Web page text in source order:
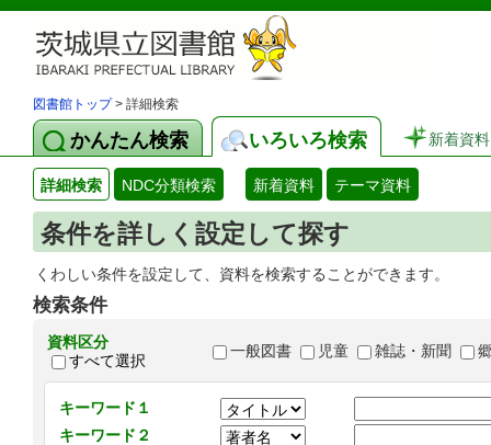
図書館トップ> 詳細検索
かんたん検索 いろいろ検索 新着資料
詳細検索 NDC分類検索 新着資料 テーマ資料
条件を詳しく設定して探す
くわしい条件を設定して、資料を検索することができます。
検索条件
資料区分
すべて選択
一般図書 児童 雑誌・新聞
キーワード１
キーワード２